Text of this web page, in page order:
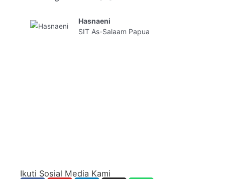
Hasnaeni
SIT As-Salaam Papua
Ikuti Sosial Media Kami